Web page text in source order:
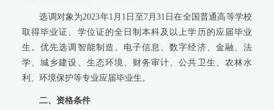
选调对象为2023年1月1日至7月31日在全国普通高等学校
取得毕业证、学位证的全日制本科及以上学历的应届毕业
生。优先选调智能制造、电子信息、数字经济、金融、法
学、城乡建设、生态环境、财务审计、公共卫生、农林水
利、环境保护等专业应届毕业生。
二、资格条件